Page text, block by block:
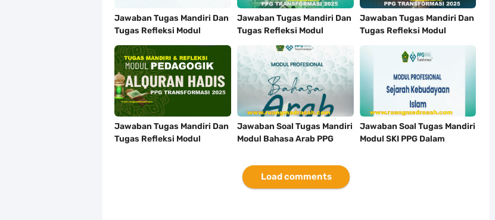
Jawaban Tugas Mandiri Dan
Tugas Refleksi Modul
Pedagogik SKI PPG 2025
Jawaban Tugas Mandiri Dan
Tugas Refleksi Modul
Pedagogik Fiqih PPG 2025
Jawaban Tugas Mandiri Dan
Tugas Refleksi Modul
Jawaban Tugas Mandiri Dan
Tugas Refleksi Modul
Jawaban Soal Tugas Mandiri
Modul Bahasa Arab PPG
Jawaban Soal Tugas Mandiri
Modul SKI PPG Dalam
Load comments